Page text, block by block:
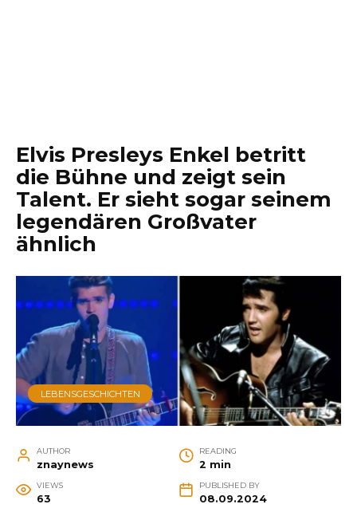
Elvis Presleys Enkel betritt
die Bühne und zeigt sein
Talent. Er sieht sogar seinem
legendären Großvater
ähnlich
LEBENSGESCHICHTEN
AUTHOR
znaynews
READING
2 min
VIEWS
63
PUBLISHED BY
08.09.2024